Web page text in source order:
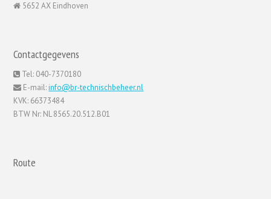
5652 AX Eindhoven
Contactgegevens
Tel: 040-7370180
E-mail:info@br-technischbeheer.nl
KVK: 66373484
BTW Nr: NL 8565.20.512.B01
Route